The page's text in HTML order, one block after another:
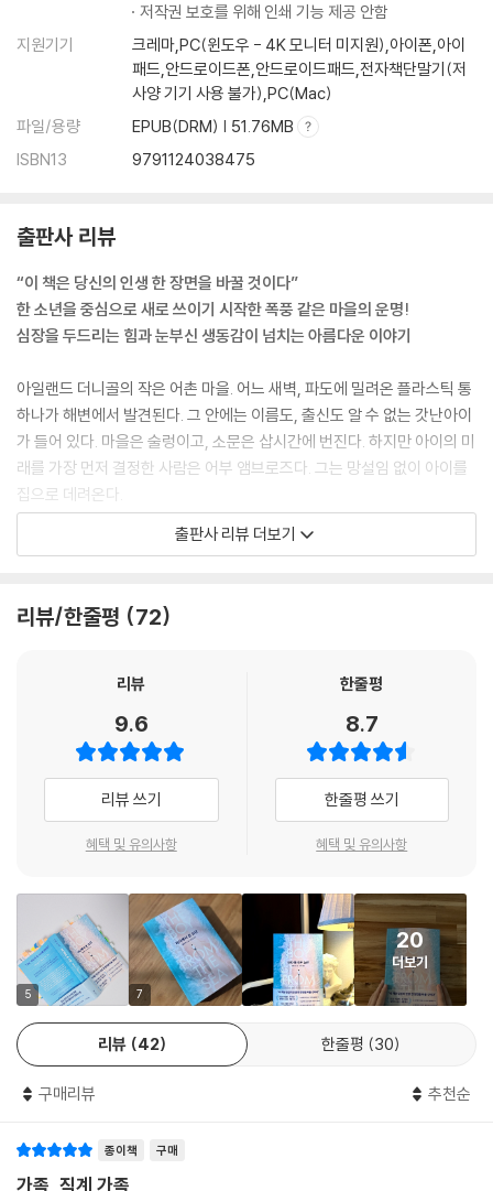
저작권 보호를 위해 인쇄 기능 제공 안함
지원기기
크레마,PC(윈도우 - 4K 모니터 미지원),아이폰,아이
패드,안드로이드폰,안드로이드패드,전자책단말기(저
사양 기기 사용 불가),PC(Mac)
파일/용량
EPUB(DRM) | 51.76MB
ISBN13
9791124038475
출판사 리뷰
“이 책은 당신의 인생 한 장면을 바꿀 것이다”
한 소년을 중심으로 새로 쓰이기 시작한 폭풍 같은 마을의 운명!
심장을 두드리는 힘과 눈부신 생동감이 넘치는 아름다운 이야기
아일랜드 더니골의 작은 어촌 마을. 어느 새벽, 파도에 밀려온 플라스틱 통
하나가 해변에서 발견된다. 그 안에는 이름도, 출신도 알 수 없는 갓난아이
가 들어 있다. 마을은 술렁이고, 소문은 삽시간에 번진다. 하지만 아이의 미
래를 가장 먼저 결정한 사람은 어부 앰브로즈다. 그는 망설임 없이 아이를
집으로 데려온다.
앰브로즈의 아내 크리스틴과 아들 데클란, 그리고 서로의 일거수일투족을
데클란은 점점 자신이 밀려난다고 느끼고, 사람들은 브렌던에게 의미를 덧
고 간 징표처럼. 아이를 둘러싼 기대와 질투, 소문과 침묵은 세월 속에서 서
이 소설은 브렌던의 어린 시절과 청소년기를 따라 20년에 걸친 시간을 그
려낸다. 바다가 생계를 좌우하는 그곳에서, 한 아이의 도착은 한 집안의 균
형을 흔들고, 형제의 마음을 갈라놓으며, 오랫동안 고요하던 일상의 흐름
을 바꿔놓는다. 누군가는 침묵으로 사랑하고, 누군가는 질투 속에서도 끝
설명되지 않는 선택들이 인물들의 삶을 조금씩 다른 방향으로 밀어간다.
『바다에서 온 소년』은 한 아이의 도착으로 시작되지만, 결국 우리가 어떻
게 서로의 삶을 떠안고 살아가는지에 대한 이야기로 확장된다. 이해하지
못해도 곁에 남고, 상처 입어도 등을 돌리지 않는 사람들. 그들의 침묵과 선
택은 시간이 흐르며 하나의 운명이 된다.
던 장면들, 오래도록 오해한 기억들, 충분히 이해하지 못했던 사람들의 얼
그 숨겨진 시간을 마주하게 되는 순간, 당신은 더 이상 같은 시선으로 인생
출판사 리뷰 더보기
리뷰/한줄평 72
리뷰
9.6
리뷰 쓰기
혜택 및 유의사항
한줄평
8.7
한줄평 쓰기
혜택 및 유의사항
5 7
20
더보기
리뷰 42 한줄평 30
구매리뷰 추천순
종이책 구매
가족, 직계 가족